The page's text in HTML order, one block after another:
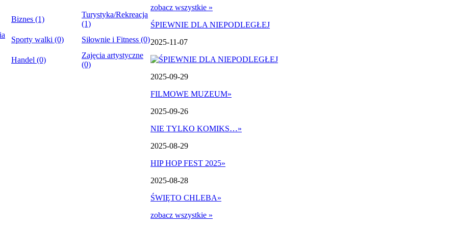
Biznes (1)
Turystyka/Rekreacja
(1)
Sporty walki (0) Siłownie i Fitness (0)
Handel (0)
Zajęcia artystyczne
(0)
zobacz wszystkie »
ŚPIEWNIE DLA NIEPODLEGŁEJ
2025-11-07
2025-09-29
FILMOWE MUZEUM»
2025-09-26
NIE TYLKO KOMIKS…»
2025-08-29
HIP HOP FEST 2025»
2025-08-28
ŚWIĘTO CHLEBA»
zobacz wszystkie »